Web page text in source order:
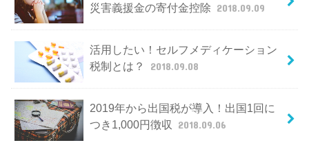
災害義援金の寄付金控除 2018.09.09
活用したい！セルフメディケーション
税制とは？
2018.09.08
2019年から出国税が導入！出国1回に
つき1,000円徴収
2018.09.06